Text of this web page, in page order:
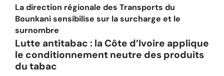
La direction régionale des Transports du
Bounkani sensibilise sur la surcharge et le
surnombre
Lutte antitabac : la Côte d’Ivoire applique
le conditionnement neutre des produits
du tabac